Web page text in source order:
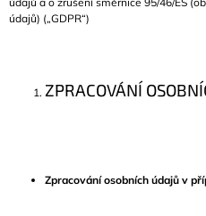
údajů) („GDPR“)
ZPRACOVÁNÍ
Zpracování osobních údajů v